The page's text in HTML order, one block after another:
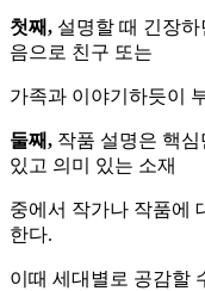
첫째, 설명할 때 긴장
음으로 친구 또는
가족과 이야기하듯이
둘째, 작품 설명은 핵
있고 의미 있는 소재
중에서 작가나 작품에
한다.
이때 세대별로 공감할